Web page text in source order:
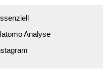
2026 –
Analyse